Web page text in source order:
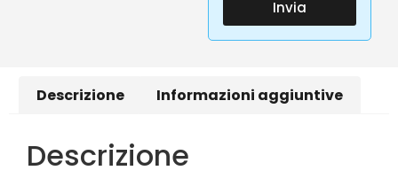
Invia
Descrizione Informazioni aggiuntive
Descrizione